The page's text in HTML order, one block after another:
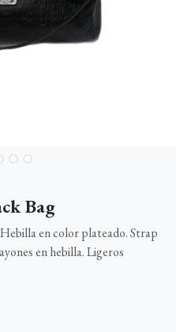
Bag
en color plateado. Strap
en hebilla. Ligeros